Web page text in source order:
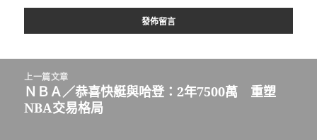
上一篇文章
上
一
ＮＢＡ／恭喜快艇與哈登：2年7500萬 重塑
NBA交易格局